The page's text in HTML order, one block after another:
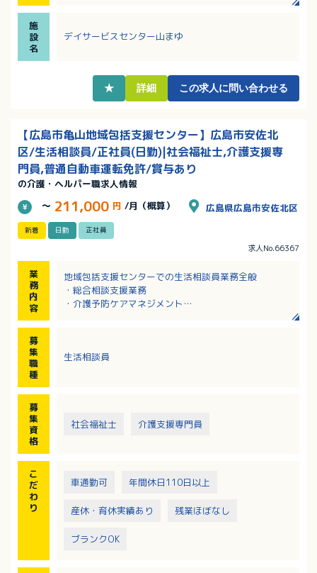
ベートも大切にしながら働けます
・社員旅行や野球観戦などの楽しい福利厚生あり！
施
設
名
デイサービスセンター山まゆ
★ 詳細 この求人に問い合わせる
【広島市亀山地域包括支援センター】広島市安佐北
区/生活相談員/正社員(日勤)|社会福祉士,介護支援専
門員,普通自動車運転免許/賞与あり
の介護・ヘルパー職求人情報
～ 211,000 円 /月（概算） 広島県広島市安佐北区
新着 日勤 正社員
求人No.66367
業
務
内
容
地域包括支援センターでの生活相談員業務全般
・総合相談支援業務
・介護予防ケアマネジメント
・パソコンを使用しての書類作成
募
集
職
種
生活相談員
募
集
資
格
社会福祉士 介護支援専門員
こ
だ
わ
り
車通勤可 年間休日110日以上
産休・育休実績あり 残業ほぼなし
ブランクOK